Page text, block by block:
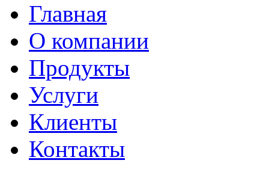
Главная
О компании
Продукты
Услуги
Клиенты
Контакты